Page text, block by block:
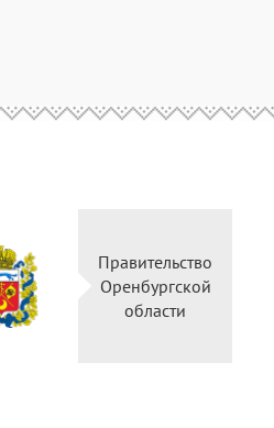
Правительство
Оренбургской
области